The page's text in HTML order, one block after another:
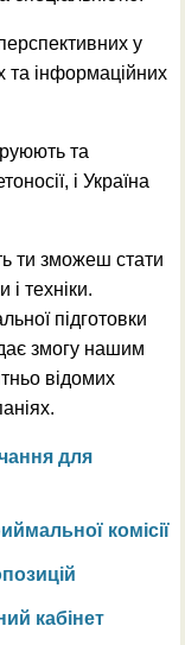
у
та інформаційних
та
і Україна
ти зможеш стати
і техніки.
підготовки
змогу нашим
відомих
для
комісії
кабінет